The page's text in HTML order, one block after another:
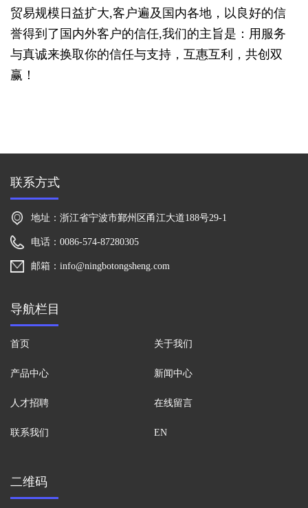
贸易规模日益扩大,客户遍及国内各地，以良好的信
誉得到了国内外客户的信任,我们的主旨是：用服务
与真诚来换取你的信任与支持，互惠互利，共创双
赢！
联系方式
地址：浙江省宁波市鄞州区甬江大道188号29-1
电话：0086-574-87280305
邮箱：info@ningbotongsheng.com
导航栏目
首页 关于我们
产品中心 新闻中心
人才招聘 在线留言
联系我们 EN
二维码